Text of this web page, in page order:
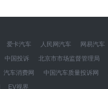
爱卡汽车 人民网汽车 网易汽车
中国投诉 北京市市场监督管理局
汽车消费网 中国汽车质量投诉网
EV视界